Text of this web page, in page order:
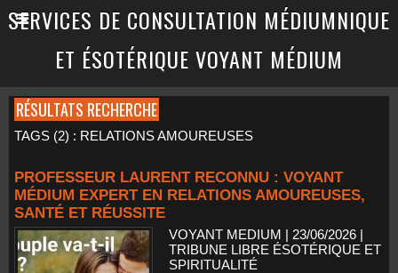
SERVICES DE CONSULTATION MÉDIUMNIQUE
ET ÉSOTÉRIQUE VOYANT MÉDIUM
RÉSULTATS RECHERCHE
TAGS (2) : RELATIONS AMOUREUSES
PROFESSEUR LAURENT RECONNU : VOYANT
MÉDIUM EXPERT EN RELATIONS AMOUREUSES,
SANTÉ ET RÉUSSITE
VOYANT MEDIUM | 23/06/2026 |
TRIBUNE LIBRE ÉSOTÉRIQUE ET
SPIRITUALITÉ